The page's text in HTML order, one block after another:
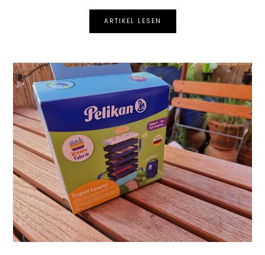
ARTIKEL LESEN